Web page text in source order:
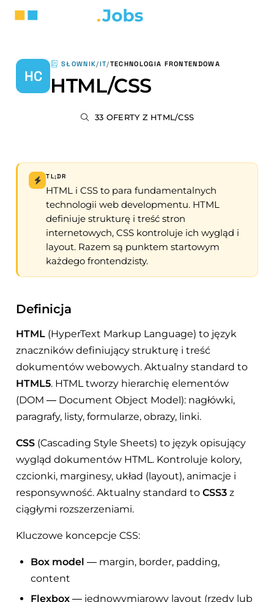
HC
SŁOWNIK/IT/TECHNOLOGIA FRONTENDOWA
HTML/CSS
33 OFERTY Z HTML/CSS
TL;DR
HTML i CSS to para fundamentalnych
technologii web developmentu. HTML
definiuje strukturę i treść stron
internetowych, CSS kontroluje ich wygląd i
layout. Razem są punktem startowym
każdego frontendzisty.
Definicja
HTML (HyperText Markup Language) to język
znaczników definiujący strukturę i treść
dokumentów webowych. Aktualny standard to
HTML5. HTML tworzy hierarchię elementów
(DOM — Document Object Model): nagłówki,
paragrafy, listy, formularze, obrazy, linki.
CSS (Cascading Style Sheets) to język opisujący
wygląd dokumentów HTML. Kontroluje kolory,
czcionki, marginesy, układ (layout), animacje i
responsywność. Aktualny standard toCSS3 z
ciągłymi rozszerzeniami.
Kluczowe koncepcje CSS:
Box model — margin, border, padding,
content
Flexbox — jednowymiarowy layout (rzędy lub